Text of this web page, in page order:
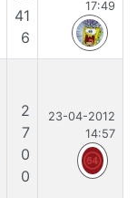
41
6
17:49
2
7
0
0
23-04-2012
14:57